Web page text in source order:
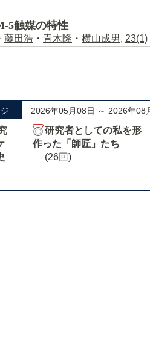
5触媒の特性
藤田浩 ・ 青木隆 ・ 横山成男, 23(1)
2026年05月08日 ～ 2026年08
研究者としての私を形
作った「師匠」たち
(26回)